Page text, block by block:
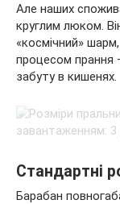
Але наших
круглим люком.
«космічний»
процесом прання
забуту в кишенях.
Стандартні
Барабан